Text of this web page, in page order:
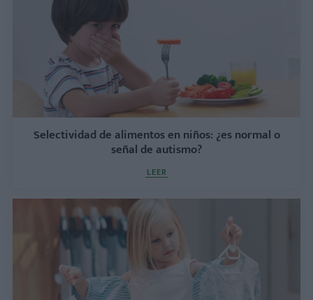
Selectividad de alimentos en niños: ¿es normal o
señal de autismo?
LEER